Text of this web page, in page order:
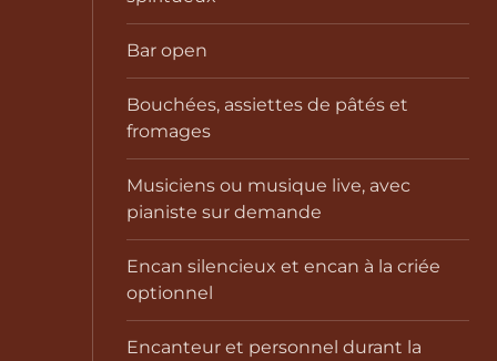
Bar open
Bouchées, assiettes de pâtés et
fromages
Musiciens ou musique live, avec
pianiste sur demande
Encan silencieux et encan à la criée
optionnel
Encanteur et personnel durant la